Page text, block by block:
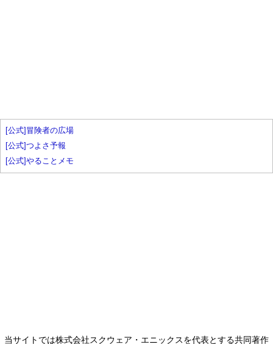
[公式]冒険者の広場
[公式]つよさ予報
[公式]やることメモ
当サイトでは株式会社スクウェア・エニックスを代表とする共同著作